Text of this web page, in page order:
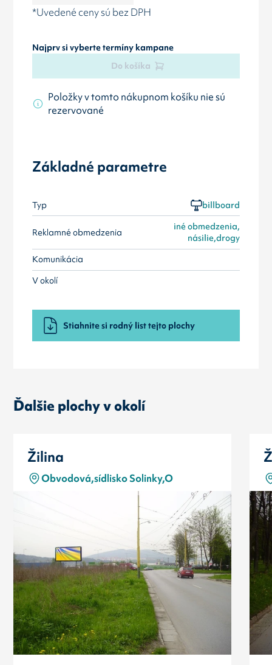
*Uvedené ceny sú bez DPH
Najprv si vyberte termíny kampane
Do košíka
Položky v tomto nákupnom košíku nie sú
rezervované
Základné parametre
Typ billboard
Reklamné obmedzenia
iné obmedzenia,
násilie,drogy
Komunikácia
V okolí
Stiahnite si rodný list tejto plochy
Ďalšie plochy v okolí
Žilina
Obvodová,sídlisko Solinky,O